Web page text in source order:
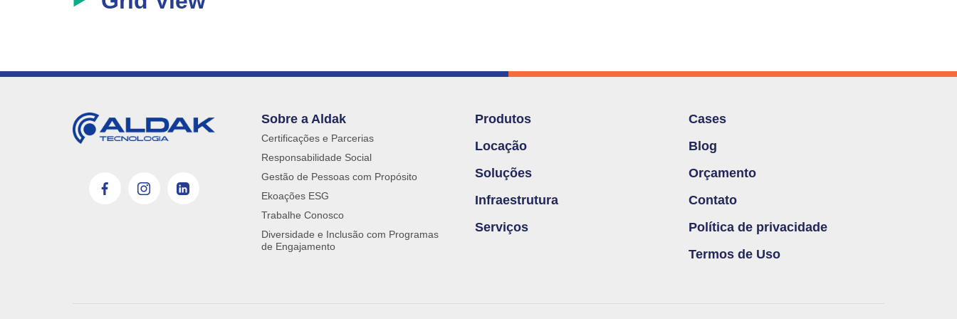
Sobre a Aldak
Certificações e Parcerias
Responsabilidade Social
Gestão de Pessoas com Propósito
Ekoações ESG
Trabalhe Conosco
Diversidade e Inclusão com Programas
de Engajamento
Produtos
Locação
Soluções
Infraestrutura
Serviços
Cases
Blog
Orçamento
Contato
Política de privacidade
Termos de Uso